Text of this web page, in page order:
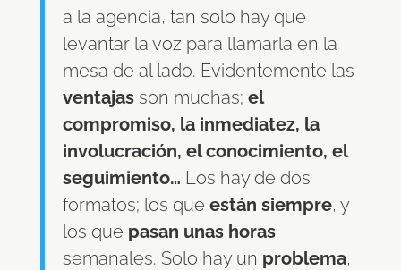
a la agencia, tan solo hay que
levantar la voz para llamarla en la
mesa de al lado. Evidentemente las
ventajasson muchas; el
compromiso, la inmediatez, la
involucración, el conocimiento, el
seguimiento… Los hay de dos
formatos; los que están siempre, y
los que pasan unas horas
semanales. Solo hay un problema,